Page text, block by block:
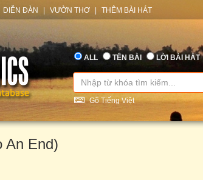
DIỄN ĐÀN VƯỜN THƠ THÊM BÀI HÁT
ALL TÊN BÀI LỜI BÀI HÁT
Gõ Tiếng Việt
An End)